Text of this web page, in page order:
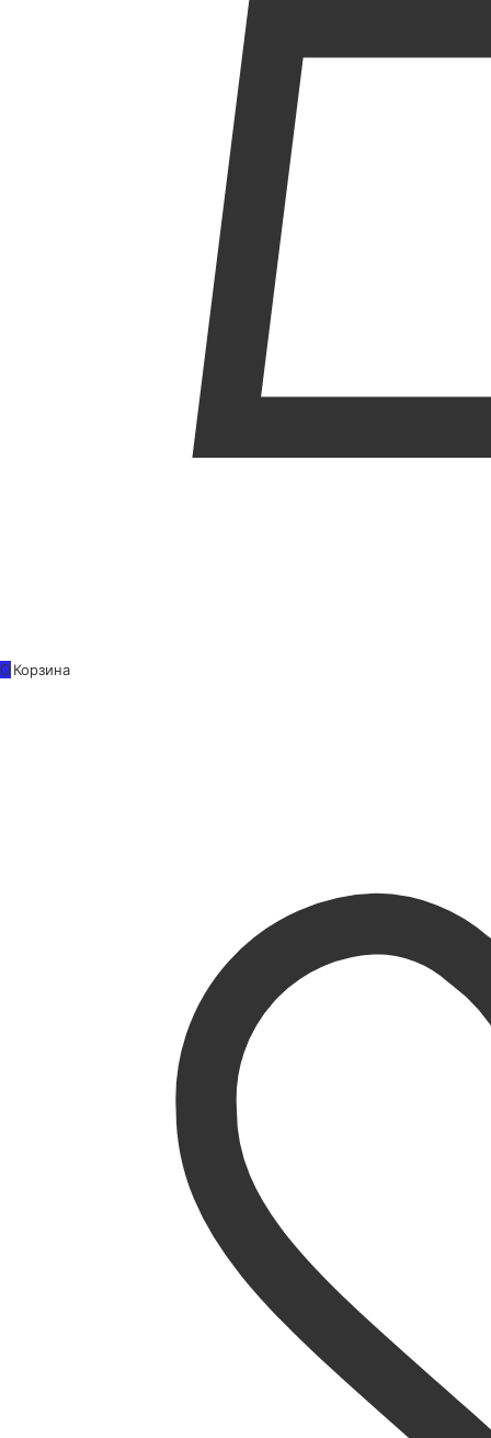
0 Корзина